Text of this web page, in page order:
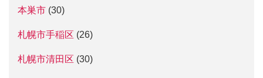
本巣市 (30)
札幌市手稲区 (26)
札幌市清田区 (30)